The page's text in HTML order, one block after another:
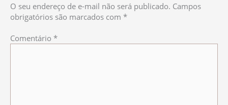
O seu endereço de e-mail não será publicado. Campos
obrigatórios são marcados com *
Comentário *